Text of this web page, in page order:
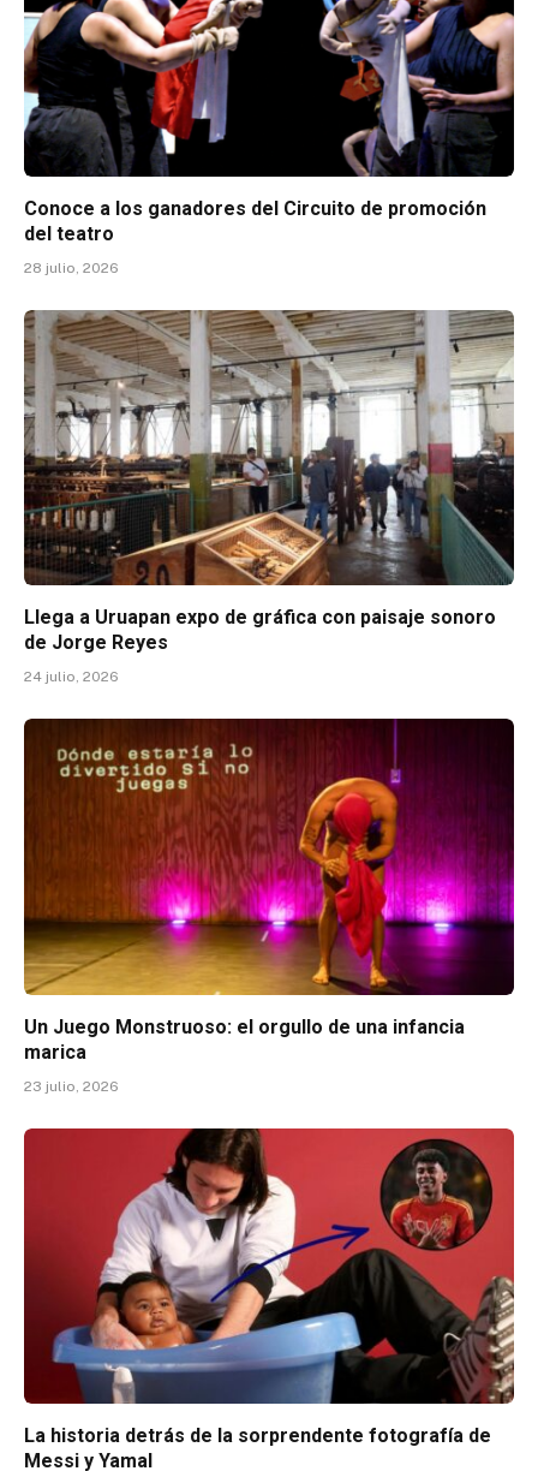
Conoce a los ganadores del Circuito de promoción
del teatro
28 julio, 2026
Llega a Uruapan expo de gráfica con paisaje sonoro
de Jorge Reyes
24 julio, 2026
Un Juego Monstruoso: el orgullo de una infancia
marica
23 julio, 2026
La historia detrás de la sorprendente fotografía de
Messi y Yamal